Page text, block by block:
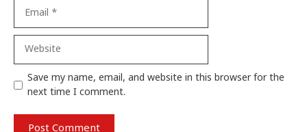
Website
Save my name, email, and website in this browser for the
next time I comment.